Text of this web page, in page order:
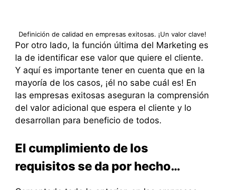
Definición de calidad en empresas exitosas. ¡Un valor clave!
Por otro lado, la función última del Marketing es
la de identificar ese valor que quiere el cliente.
Y aquí es importante tener en cuenta que en la
mayoría de los casos, ¡él no sabe cuál es! En
las empresas exitosas aseguran la comprensión
del valor adicional que espera el cliente y lo
desarrollan para beneficio de todos.
El cumplimiento de los
requisitos se da por hecho…